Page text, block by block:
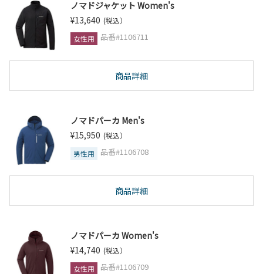
ノマドジャケット Women's
¥13,640 (税込）
女性用
品番#1106711
商品詳細
ノマドパーカ Men's
¥15,950 (税込）
男性用
品番#1106708
商品詳細
ノマドパーカ Women's
¥14,740 (税込）
女性用
品番#1106709